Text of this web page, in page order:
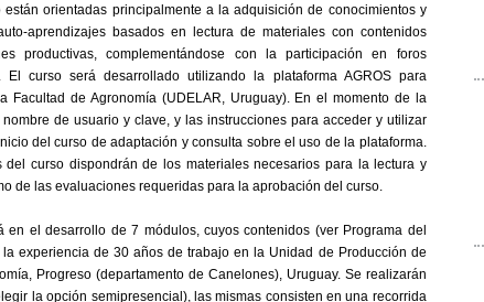
orientadas principalmente a la adquisición de conocimientos y
aprendizajes basados en lectura de materiales con contenidos
productivas, complementándose con la participación en foros
curso será desarrollado utilizando la plataforma AGROS para
Facultad de Agronomía (UDELAR, Uruguay). En el momento de la
de usuario y clave, y las instrucciones para acceder y utilizar
del curso de adaptación y consulta sobre el uso de la plataforma.
del curso dispondrán de los materiales necesarios para la lectura y
de las evaluaciones requeridas para la aprobación del curso.
en el desarrollo de 7 módulos, cuyos contenidos (ver Programa del
experiencia de 30 años de trabajo en la Unidad de Producción de
Progreso (departamento de Canelones), Uruguay. Se realizarán
la opción semipresencial), las mismas consisten en una recorrida